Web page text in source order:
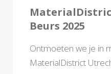
Beurs 2025
Ontmoeten we je in
MaterialDistrict